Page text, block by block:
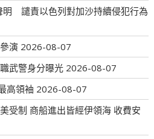
明 譴責以色列對加沙持續侵犯行為
演 2026-08-07
武警身分曝光 2026-08-07
高領袖 2026-08-07
受制 商船進出皆經伊領海 收費安